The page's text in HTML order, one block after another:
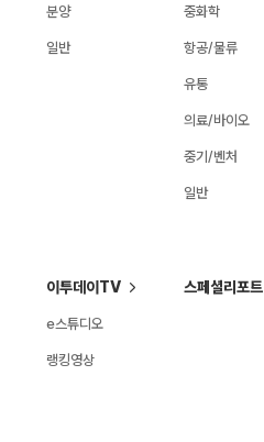
분양
일반
중화학
항공/물류
유통
의료/바이오
중기/벤처
일반
이투데이TV
e스튜디오
랭킹영상
스페셜리포트